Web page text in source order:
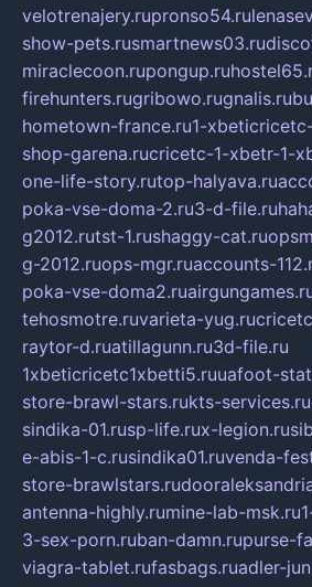
velotrenajery.rupronso54.ru
show-pets.rusmartnews03.ru
miraclecoon.rupongup.ru
firehunters.rugribowo.rugnalis.ru
hometown-france.ru1-
shop-garena.rucricetc-1-xbetr-1-
one-life-story.rutop-halyava.ru
poka-vse-doma-2.ru3-d-file.ru
g2012.rutst-1.rushaggy-cat.ru
g-2012.ruops-mgr.ruaccounts-
poka-vse-doma2.ru
tehosmotre.ruvarieta-yug.ru
raytor-d.ruatillagunn.ru3d-file.ru
1xbeticricetc1xbetti5.ruuafoot-
store-brawl-stars.rukts-services.ru
sindika-01.rusp-life.rux-legion.ru
e-abis-1-c.rusindika01.ruvenda-
store-brawlstars.ru
antenna-highly.rumine-lab-msk.ru
3-sex-porn.ruban-damn.rupurse-
viagra-tablet.rufasbags.ruadler-